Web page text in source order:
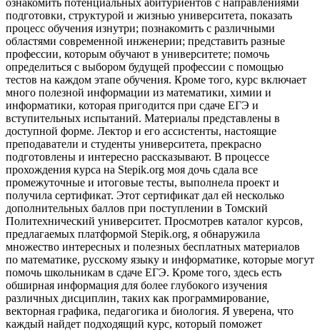
ознакомить потенциальных абитуриентов с направлениями
подготовки, структурой и жизнью университета, показать
процесс обучения изнутри; познакомить с различными
областями современной инженерии; представить разные
профессии, которым обучают в университете; помочь
определиться с выбором будущей профессии с помощью
тестов на каждом этапе обучения. Кроме того, курс включает
много полезной информации из математики, химии и
информатики, которая пригодится при сдаче ЕГЭ и
вступительных испытаний. Материалы представлены в
доступной форме. Лектор и его ассистенты, настоящие
преподаватели и студенты университета, прекрасно
подготовлены и интересно рассказывают. В процессе
прохождения курса на Stepik.org моя дочь сдала все
промежуточные и итоговые тесты, выполнела проект и
получила сертификат. Этот сертификат дал ей несколько
дополнительных баллов при поступлении в Томский
Политехнический университет. Просмотрев каталог курсов,
предлагаемых платформой Stepik.org, я обнаружила
множество интересных и полезных бесплатных материалов
по математике, русскому языку и информатике, которые могут
помочь школьникам в сдаче ЕГЭ. Кроме того, здесь есть
обширная информация для более глубокого изучения
различных дисциплин, таких как программирование,
векторная графика, педагогика и биология. Я уверена, что
каждый найдет подходящий курс, который поможет